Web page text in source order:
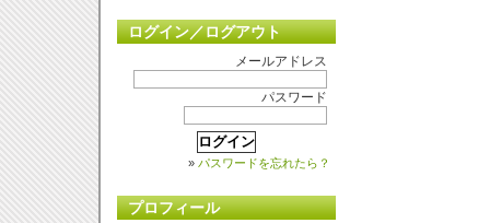
ログイン／ログアウト
メールアドレス
パスワード
» パスワードを忘れたら？
プロフィール